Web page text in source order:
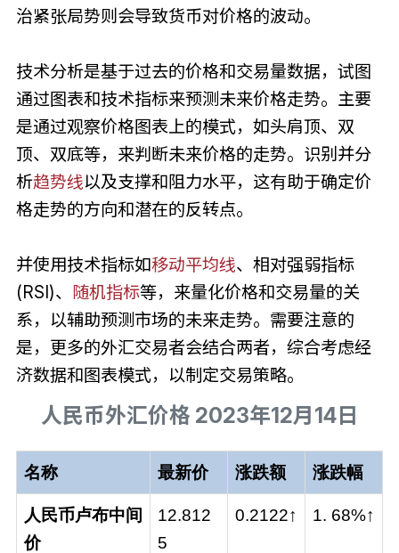
治紧张局势则会导致货币对价格的波动。
技术分析是基于过去的价格和交易量数据，试图
通过图表和技术指标来预测未来价格走势。主要
是通过观察价格图表上的模式，如头肩顶、双
顶、双底等，来判断未来价格的走势。识别并分
析趋势线以及支撑和阻力水平，这有助于确定价
格走势的方向和潜在的反转点。
并使用技术指标如移动平均线、相对强弱指标
(RSI)、 随机指标等，来量化价格和交易量的关
系，以辅助预测市场的未来走势。需要注意的
是，更多的外汇交易者会结合两者，综合考虑经
济数据和图表模式，以制定交易策略。
人民币外汇价格 2023年12月14日
名称 最新价 涨跌额 涨跌幅
人民币卢布中间
价
12.812
5
0.2122↑ 1. 68%↑